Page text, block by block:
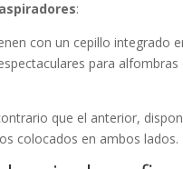
:
con un cepillo
para
que el anterior,
colocados en ambos lados.